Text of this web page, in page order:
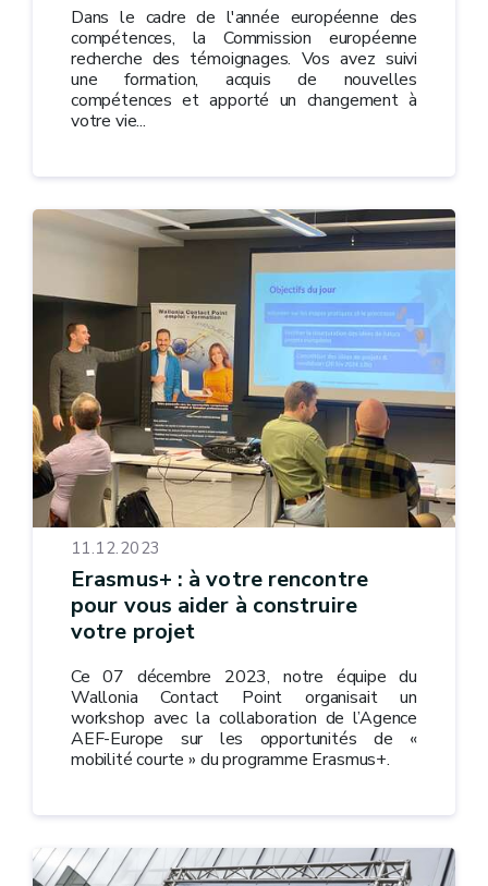
Dans le cadre de l'année européenne des
compétences, la Commission européenne
recherche des témoignages. Vos avez suivi
une formation, acquis de nouvelles
compétences et apporté un changement à
votre vie...
11.12.2023
Erasmus+ : à votre rencontre
pour vous aider à construire
votre projet
Ce 07 décembre 2023, notre équipe du
Wallonia Contact Point organisait un
workshop avec la collaboration de l’Agence
AEF-Europe sur les opportunités de «
mobilité courte » du programme Erasmus+.